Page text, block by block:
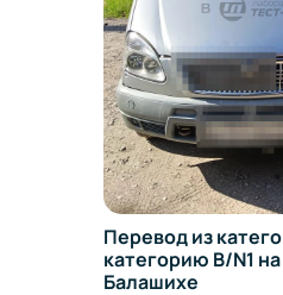
Перевод из
категорию B/N1 на
Балашихе